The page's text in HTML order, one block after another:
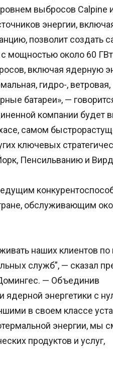
выбросов Calpine
энергии,
позволит создать
мощностью около 60
включая ядерную
гидро-, ветровая,
батареи», —
компании будет
самом
ключевых
Пенсильванию и
обслуживающим
наших клиентов по
служб”, — сказал
— Объединив
ядерной энергетики с
в своем классе
энергии, мы
продуктов и услуг,